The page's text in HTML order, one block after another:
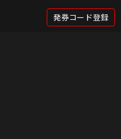
発券コード登録